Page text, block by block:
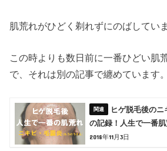
肌荒れがひどく剃れずにのばしてい
この時よりも数日前に一番ひどい肌
で、それは別の記事で纏めています。
ヒゲ脱毛後の
の記録！人生で一番
2018年11月3日